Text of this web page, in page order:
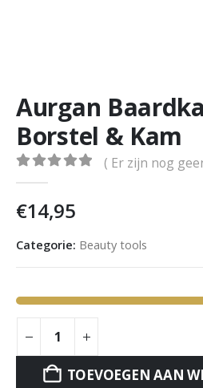
Aurgan
Borstel & Kam
( Er zijn nog
€14,95
Categorie: Beauty tools
TOEVOEGEN AAN